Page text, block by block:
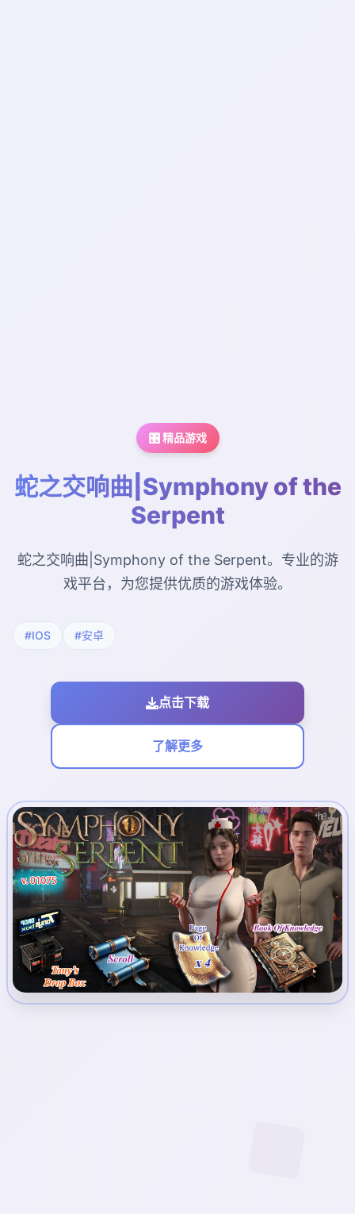
🎛️ 精品游戏
蛇之交响曲|Symphony of the
Serpent
蛇之交响曲|Symphony of the Serpent。专业的游
戏平台，为您提供优质的游戏体验。
#IOS #安卓
点击下载
了解更多